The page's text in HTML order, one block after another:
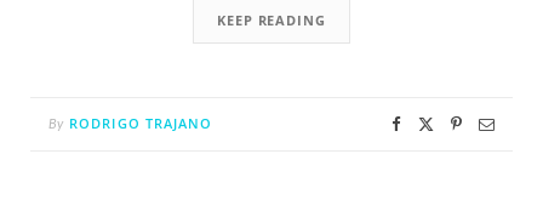
KEEP READING
By RODRIGO TRAJANO